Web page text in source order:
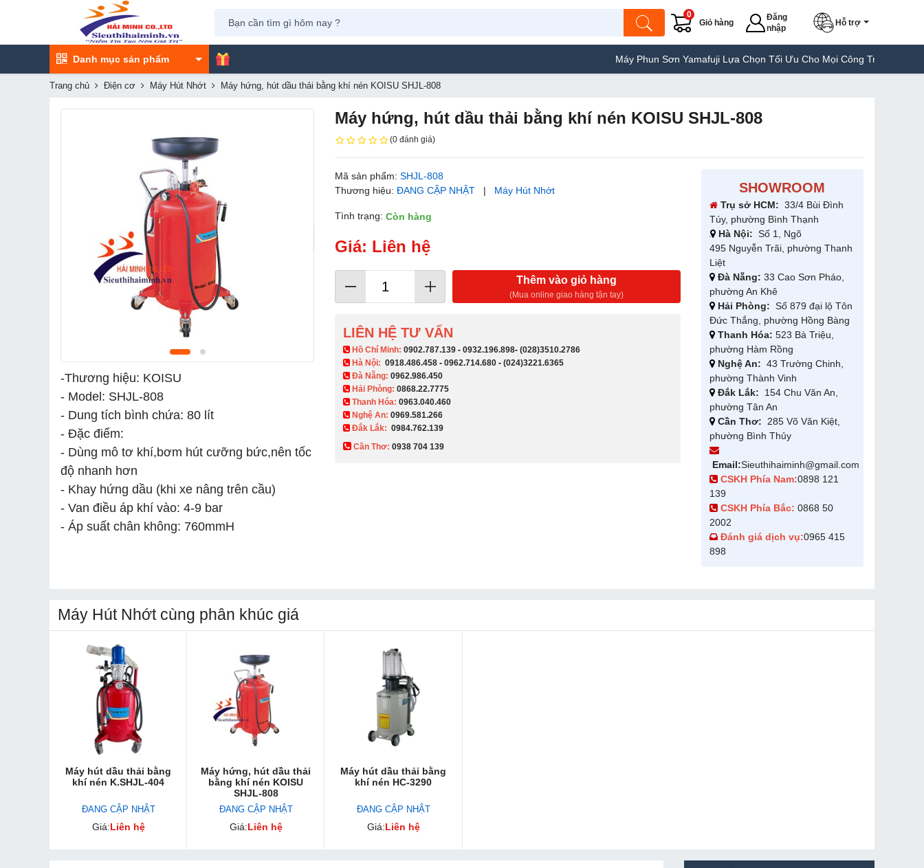
Giỏ hàng
0
Đăng
nhập
Hỗ trợ
Danh mục sản phẩm Máy Phun Sơn Yamafuji Lựa Chọn Tối Ưu Cho Mọi Công Trình Máy Hàn
Trang chủ Điện cơ Máy Hút Nhớt Máy hứng, hút dầu thải bằng khí nén KOISU SHJL-808
-Thương hiệu: KOISU
- Model: SHJL-808
- Dung tích bình chứa: 80 lít
- Đặc điểm:
- Dùng mô tơ khí,bơm hút cưỡng bức,nên tốc
độ nhanh hơn
- Khay hứng dầu (khi xe nâng trên cầu)
- Van điều áp khí vào: 4-9 bar
- Áp suất chân không: 760mmH
Máy hứng, hút dầu thải bằng khí nén KOISU SHJL-808
(0 đánh giá)
Mã sản phẩm:SHJL-808
Thương hiệu:ĐANG CẬP NHẬT | Máy Hút Nhớt
Tình trạng:Còn hàng
Giá: Liên hệ
Thêm vào giỏ hàng
(Mua online giao hàng tận tay)
LIÊN HỆ TƯ VẤN
​ Hồ Chí Minh:0902.787.139 -0932.196.898-(028)3510.2786
Hà Nội:0918.486.458 -0962.714.680 -(024)3221.6365
Đà Nẵng:0962.986.450
Hải Phòng:0868.22.7775
Thanh Hóa:0963.040.460
Nghệ An:0969.581.266
Đắk Lắk: 0984.762.139
Cần Thơ:0938 704 139​
SHOWROOM
Trụ sở HCM: 33/4 Bùi Đình
Túy, phường Bình Thạnh
Hà Nội: Số 1, Ngõ
495 Nguyễn Trãi, phường Thanh
Liệt
Đà Nẵng: 33 Cao Sơn Pháo,
phường An Khê
Hải Phòng: Số 879 đại lộ Tôn
Đức Thắng, phường Hồng Bàng
Thanh Hóa: 523 Bà Triệu,
phường Hàm Rồng
Nghệ An: 43 Trường Chinh,
phường Thành Vinh
Đắk Lắk: 154 Chu Văn An,
phường Tân An
Cần Thơ: 285 Võ Văn Kiệt,
phường Bình Thủy
Email:Sieuthihaiminh@gmail.com
CSKH Phía Nam:0898 121
139
CSKH Phía Bắc: 0868 50
2002
Đánh giá dịch vụ:0965 415
898
Máy Hút Nhớt cùng phân khúc giá
Máy hút dầu thải bằng
khí nén K.SHJL-404
ĐANG CẬP NHẬT
Giá:Liên hệ
Máy hứng, hút dầu thải
bằng khí nén KOISU
SHJL-808
ĐANG CẬP NHẬT
Giá:Liên hệ
Máy hút dầu thải bằng
khí nén HC-3290
ĐANG CẬP NHẬT
Giá:Liên hệ